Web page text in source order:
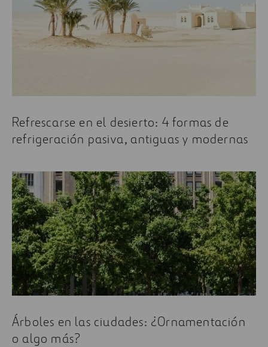
Refrescarse en el desierto: 4 formas de
refrigeración pasiva, antiguas y modernas
Árboles en las ciudades: ¿Ornamentación
o algo más?